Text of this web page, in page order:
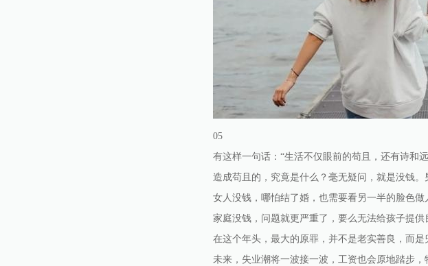
05
有这样一句话：“生活不仅眼前的苟且，还有诗和
造成苟且的，究竟是什么？毫无疑问，就是没钱
女人没钱，哪怕结了婚，也需要看另一半的脸色
家庭没钱，问题就更严重了，要么无法给孩子提
在这个年头，最大的原罪，并不是老实善良，而
未来，失业潮将一波接一波，工资也会原地踏步